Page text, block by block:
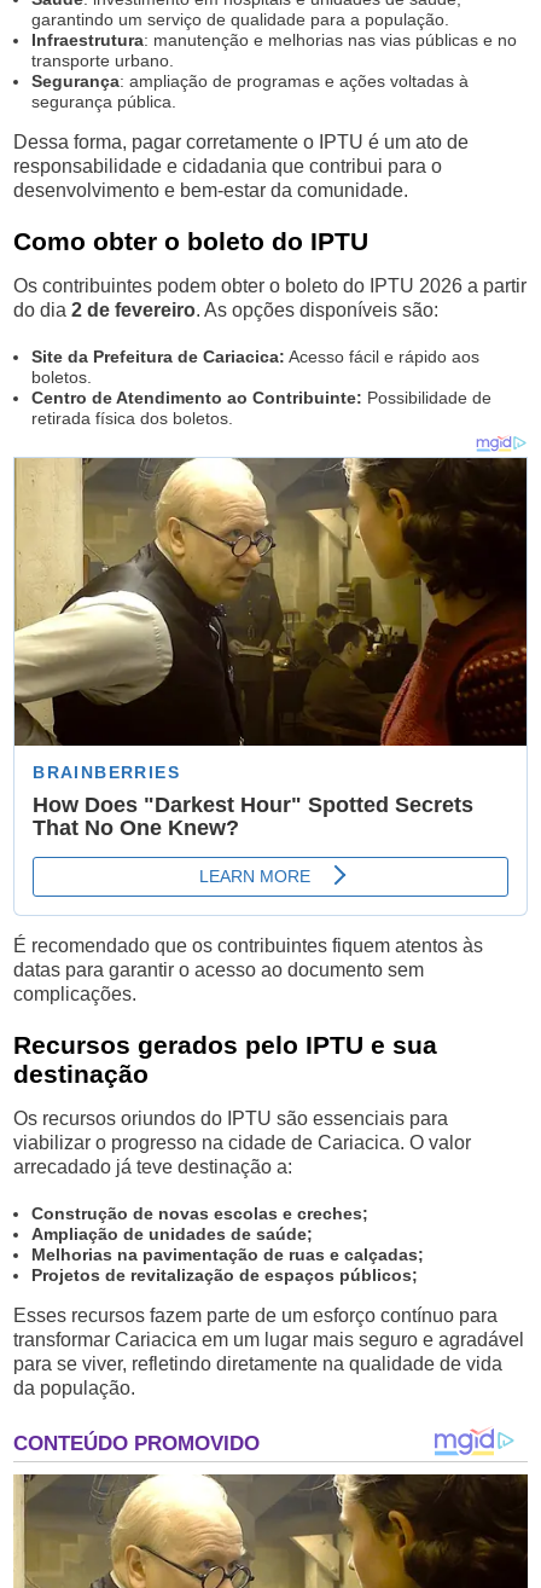
garantindo um serviço de qualidade para a população.
Infraestrutura: manutenção e melhorias nas vias públicas e no
transporte urbano.
Segurança: ampliação de programas e ações voltadas à
segurança pública.
Dessa forma, pagar corretamente o IPTU é um ato de
responsabilidade e cidadania que contribui para o
desenvolvimento e bem-estar da comunidade.
Como obter o boleto do IPTU
Os contribuintes podem obter o boleto do IPTU 2026 a partir
do dia2 de fevereiro. As opções disponíveis são:
Site da Prefeitura de Cariacica: Acesso fácil e rápido aos
boletos.
Centro de Atendimento ao Contribuinte: Possibilidade de
retirada física dos boletos.
É recomendado que os contribuintes fiquem atentos às
datas para garantir o acesso ao documento sem
complicações.
Recursos gerados pelo IPTU e sua
destinação
Os recursos oriundos do IPTU são essenciais para
viabilizar o progresso na cidade de Cariacica. O valor
arrecadado já teve destinação a:
Construção de novas escolas e creches;
Ampliação de unidades de saúde;
Melhorias na pavimentação de ruas e calçadas;
Projetos de revitalização de espaços públicos;
Esses recursos fazem parte de um esforço contínuo para
transformar Cariacica em um lugar mais seguro e agradável
para se viver, refletindo diretamente na qualidade de vida
da população.